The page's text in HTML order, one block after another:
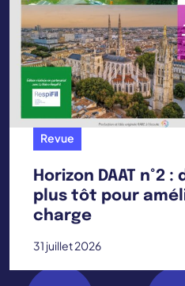
Revue
Horizon DAAT n°2
plus tôt pour
charge
31 juillet 2026